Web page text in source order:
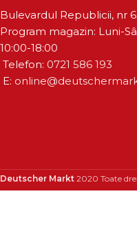
Bulevardul Republicii, nr
Program magazin: Luni-
10:00-18:00
Telefon: 0721 586 193
E:
Deutscher Markt 2020 Toate